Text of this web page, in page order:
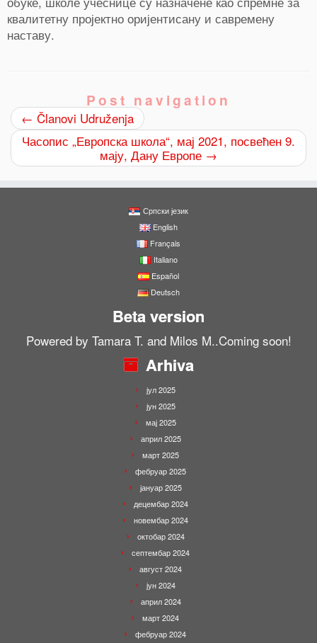
квалитетну пројектно оријентисану и савремену
наставу.
Post navigation
← Članovi Udruženja
Часопис „Европска школа“, мај 2021, посвећен 9.
мају, Дану Европе →
Српски језик
English
Français
Italiano
Español
Deutsch
Beta version
Powered by Tamara T. and Milos M..Coming soon!
Arhiva
јул 2025
јун 2025
мај 2025
април 2025
март 2025
фебруар 2025
јануар 2025
децембар 2024
новембар 2024
октобар 2024
септембар 2024
август 2024
јун 2024
април 2024
март 2024
фебруар 2024